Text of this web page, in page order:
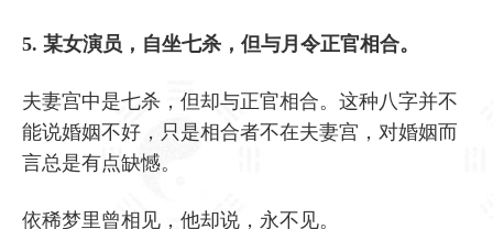
5. 某女演员，自坐七杀，但与月令正官相合。
夫妻宫中是七杀，但却与正官相合。这种八字并不
能说婚姻不好，只是相合者不在夫妻宫，对婚姻而
言总是有点缺憾。
依稀梦里曾相见，他却说，永不见。